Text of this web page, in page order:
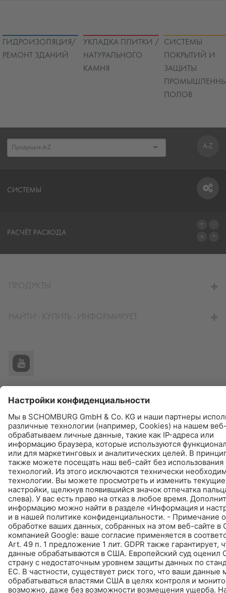
ГИДРОИЗОЛЯЦИЯ/
РЕМОНТ ЗДАНИЙ
УКЛАДКА ПЛИТКИ /
НАТУРАЛЬНОГО
КАМНЯ
СИСТЕМЫ
ПОКРЫТИЙ И
ЗАЩИТЫ
ПОЛОВ
A-Z
СИСТЕМЫ
РАСЧЁТ РАСХОДА
© Schomburg.Импрессум|Информация по защите данных для посетителей сайта
Информация о защите данных
Дизайн и реализация +| LOUIS INTERNET